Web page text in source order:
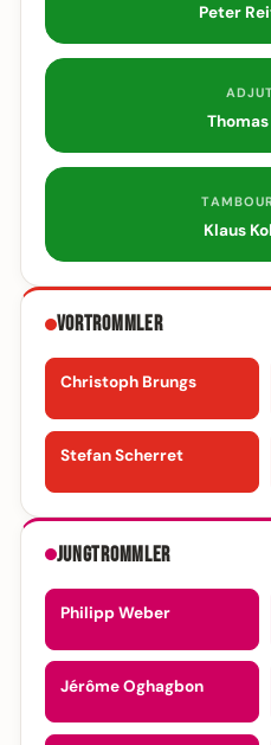
Peter
Klaus
Vortrommler
Christoph Brungs
Stefan Scherret
Jungtrommler
Philipp Weber
Jérôme Oghagbon